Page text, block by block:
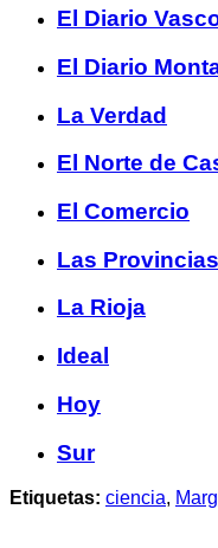
El Diario
El Diario
La Verdad
El Norte de
El Comercio
Las Provincias
La Rioja
Ideal
Hoy
Sur
Etiquetas: ciencia,